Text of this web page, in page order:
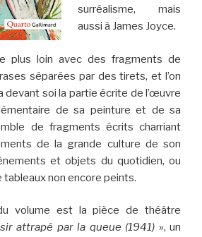
surréalisme, mais
aussi à James Joyce.
plus loin avec des fragments de
séparées par des tirets, et l’on
devant soi la partie écrite de l’œuvre
de sa peinture et de sa
de fragments écrits charriant
de la grande culture de son
et objets du quotidien, ou
non encore peints.
volume est la pièce de théâtre
attrapé par la queue (1941) », un